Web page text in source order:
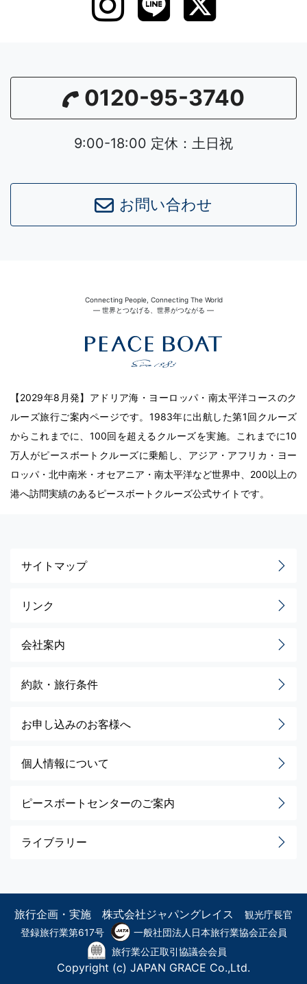
0120-95-3740
9:00-18:00 定休：土日祝
お問い合わせ
Connecting People, Connecting The World
― 世界とつなげる、世界がつながる ―
【2029年8月発】アドリア海・ヨーロッパ・南太平洋コースのク
ルーズ旅行ご案内ページです。1983年に出航した第1回クルーズ
からこれまでに、100回を超えるクルーズを実施。これまでに10
万人がピースボートクルーズに乗船し、アジア・アフリカ・ヨー
ロッパ・北中南米・オセアニア・南太平洋など世界中、200以上の
港へ訪問実績のあるピースボートクルーズ公式サイトです。
サイトマップ
リンク
会社案内
約款・旅行条件
お申し込みのお客様へ
個人情報について
ピースボートセンターのご案内
ライブラリー
旅行企画・実施 株式会社ジャパングレイス 観光庁長官
登録旅行業第617号
一般社団法人日本旅行業協会正会員
旅行業公正取引協議会会員
Copyright (c) JAPAN GRACE Co.,Ltd.